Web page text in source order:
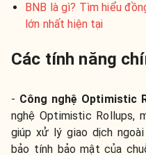
BNB là gì? Tìm hiểu
lớn nhất hiện tại
Các tính năng
- Công nghệ Optimistic
nghệ Optimistic Rollups,
giúp xử lý giao dịch
bảo tính bảo mật của